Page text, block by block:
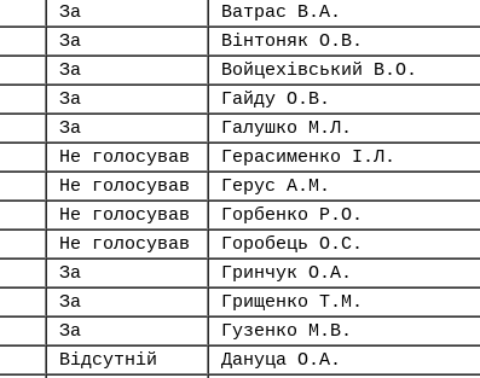
За Ватрас В.А.
За Вінтоняк О.В.
За Войцехівський В.О.
За Гайду О.В.
За Галушко М.Л.
Не голосував Герасименко І.Л.
Не голосував Герус А.М.
Не голосував Горбенко Р.О.
Не голосував Горобець О.С.
За Гринчук О.А.
За Грищенко Т.М.
За Гузенко М.В.
Відсутній Дануца О.А.